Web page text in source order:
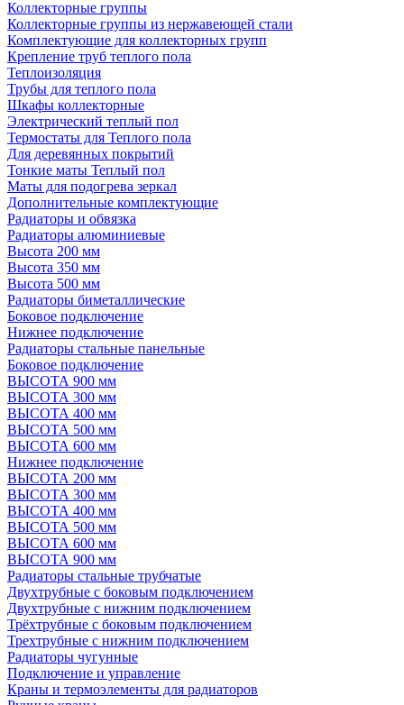
Коллекторные группы
Коллекторные группы из нержавеющей стали
Комплектующие для коллекторных групп
Крепление труб теплого пола
Теплоизоляция
Трубы для теплого пола
Шкафы коллекторные
Электрический теплый пол
Термостаты для Теплого пола
Для деревянных покрытий
Тонкие маты Теплый пол
Маты для подогрева зеркал
Дополнительные комплектующие
Радиаторы и обвязка
Радиаторы алюминиевые
Высота 200 мм
Высота 350 мм
Высота 500 мм
Радиаторы биметаллические
Боковое подключение
Нижнее подключение
Радиаторы стальные панельные
Боковое подключение
ВЫСОТА 900 мм
ВЫСОТА 300 мм
ВЫСОТА 400 мм
ВЫСОТА 500 мм
ВЫСОТА 600 мм
Нижнее подключение
ВЫСОТА 200 мм
ВЫСОТА 300 мм
ВЫСОТА 400 мм
ВЫСОТА 500 мм
ВЫСОТА 600 мм
ВЫСОТА 900 мм
Радиаторы стальные трубчатые
Двухтрубные с боковым подключением
Двухтрубные с нижним подключением
Трёхтрубные с боковым подключением
Трехтрубные с нижним подключением
Радиаторы чугунные
Подключение и управление
Краны и термоэлементы для радиаторов